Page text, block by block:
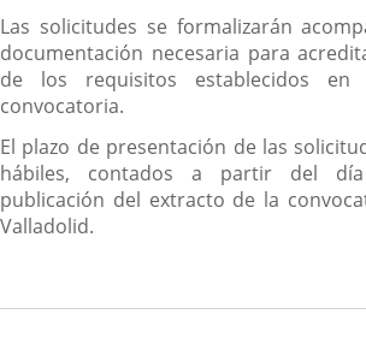
Las solicitudes se formalizarán
documentación necesaria para
de los requisitos establecidos
convocatoria.
El plazo de presentación de las
hábiles, contados a partir del
publicación del extracto de la
Valladolid.